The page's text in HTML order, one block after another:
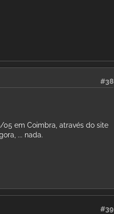
#38
05 em Coimbra, através do site
... nada.
#39